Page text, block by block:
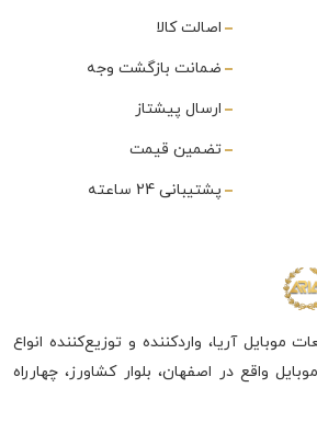
اصالت کالا
ضمانت بازگشت وجه
ارسال پیشتاز
تضمین قیمت
پشتیبانی 24 ساعته
آریا، واردکننده و توزیع‌کننده انواع
واقع در اصفهان، بلوار کشاورز، چهارراه